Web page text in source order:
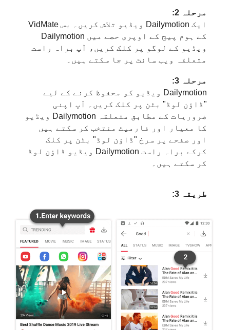
مرحلہ 2:
ایک Dailymotion ویڈیو تلاش کریں۔ بس VidMate
کے ہوم پیج کے اوپری حصے میں Dailymotion
ویڈیو کے لوگو پر کلک کریں، آپ براہ راست
متعلقہ ویب سائٹ پر جا سکتے ہیں۔
مرحلہ 3:
Dailymotion ویڈیو کو محفوظ کرنے کے لیے
"ڈاؤن لوڈ" بٹن پر کلک کریں۔ آپ اپنی
ضروریات کے مطابق متعلقہ Dailymotion ویڈیو
کا معیار اور فارمیٹ منتخب کر سکتے ہیں
اور صفحے پر سرخ "ڈاؤن لوڈ" بٹن پر کلک
کرکے براہ راست Dailymotion ویڈیو ڈاؤن لوڈ
کر سکتے ہیں۔
طریقہ 3: